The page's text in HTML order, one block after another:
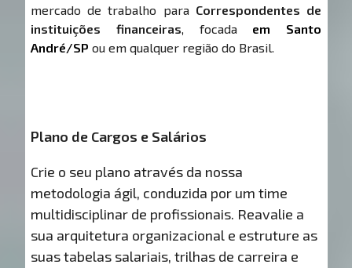
mercado de trabalho para Correspondentes de
instituições financeiras, focada em Santo
André/SP ou em qualquer região do Brasil.
Plano de Cargos e Salários
Crie o seu plano através da nossa
metodologia ágil, conduzida por um time
multidisciplinar de profissionais. Reavalie a
sua arquitetura organizacional e estruture as
suas tabelas salariais, trilhas de carreira e